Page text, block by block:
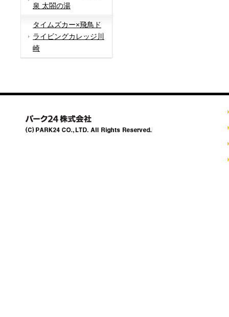
泉 太閤の湯
タイムズカー×飛鳥ド
ライビングカレッジ川
崎